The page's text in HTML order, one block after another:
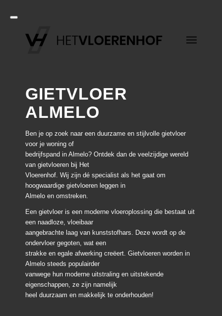
GIETVLOER
ALMELO
Ben je op zoek naar een duurzame en stijlvolle gietvloer
voor je woning of
bedrijfspand in Almelo? Ontdek dan de veelzijdige wereld
van gietvloeren bij Het
Vloerenhof. Wij zijn dé specialist als het gaat om
hoogwaardige gietvloeren leggen in
Almelo en omstreken.
Een gietvloer is een moderne vloeroplossing die bestaat uit
een naadloze, vloeibaar
aangebrachte laag van kunststofhars. Deze wordt op de
ondervloer gegoten, wat een
strakke en egale afwerking creëert. Gietvloeren worden in
Almelo steeds populairder
vanwege hun moderne uitstraling en uitstekende
eigenschappen, ze zijn namelijk
heel duurzaam en makkelijk te onderhouden!